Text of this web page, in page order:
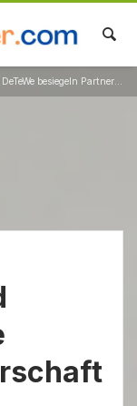
besiegeln Partnerschaft